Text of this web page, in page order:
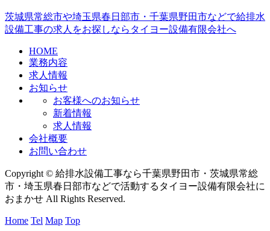
茨城県常総市や埼玉県春日部市・千葉県野田市などで給排水
設備工事の求人をお探しならタイヨー設備有限会社へ
HOME
業務内容
求人情報
お知らせ
お客様へのお知らせ
新着情報
求人情報
会社概要
お問い合わせ
Copyright © 給排水設備工事なら千葉県野田市・茨城県常総
市・埼玉県春日部市などで活動するタイヨー設備有限会社に
おまかせ All Rights Reserved.
Home Tel Map Top